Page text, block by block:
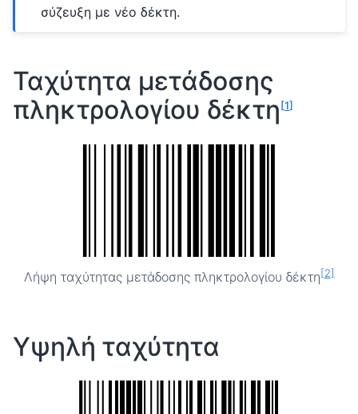
σύζευξη με νέο δέκτη.
Ταχύτητα μετάδοσης
πληκτρολογίου δέκτη [1]
Λήψη ταχύτητας μετάδοσης πληκτρολογίου δέκτη[2]
Υψηλή ταχύτητα